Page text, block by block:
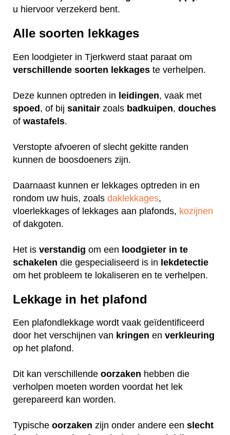
u hiervoor verzekerd bent.
Alle soorten lekkages
Een loodgieter in Tjerkwerd staat paraat om
verschillende soorten lekkages te verhelpen.
Deze kunnen optreden in leidingen, vaak met
spoed, of bij sanitair zoals badkuipen, douches
of wastafels.
Verstopte afvoeren of slecht gekitte randen
kunnen de boosdoeners zijn.
Daarnaast kunnen er lekkages optreden in en
rondom uw huis, zoals daklekkages,
vloerlekkages of lekkages aan plafonds, kozijnen
of dakgoten.
Het is verstandig om een loodgieter in te
schakelen die gespecialiseerd is in lekdetectie
om het probleem te lokaliseren en te verhelpen.
Lekkage in het plafond
Een plafondlekkage wordt vaak geïdentificeerd
door het verschijnen van kringen en verkleuring
op het plafond.
Dit kan verschillende oorzaken hebben die
verholpen moeten worden voordat het lek
gerepareerd kan worden.
Typische oorzaken zijn onder andere een slecht